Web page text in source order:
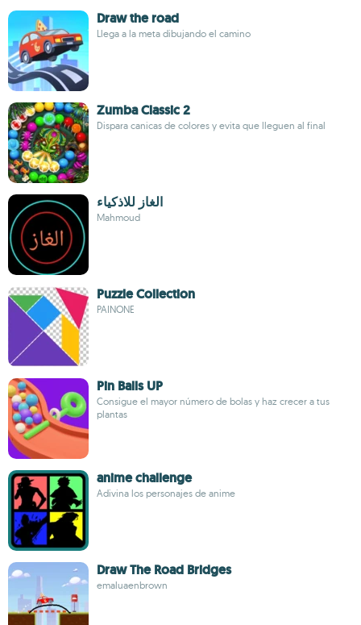
Draw the road
Llega a la meta dibujando el camino
Zumba Classic 2
Dispara canicas de colores y evita que lleguen al final
الغاز للاذكياء
Mahmoud
Puzzle Collection
PAINONE
Pin Balls UP
Consigue el mayor número de bolas y haz crecer a tus
plantas
anime challenge
Adivina los personajes de anime
Draw The Road Bridges
emaluaenbrown